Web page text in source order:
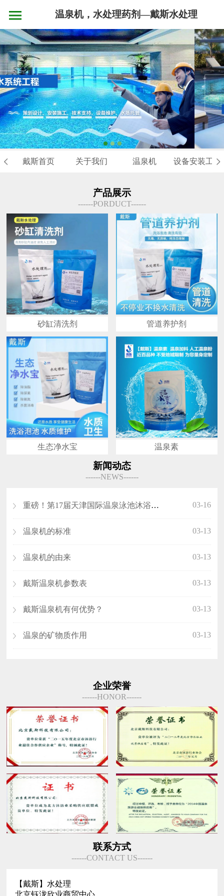
温泉机，水处理药剂—戴斯水处理
戴斯首页 关于我们 温泉机 设备安装工程
产品展示
------PORDUCT------
砂缸清洗剂 管道养护剂
生态净水宝 温泉素
新闻动态
------NEWS------
重磅！第17届天津国际温泉泳池沐浴SPA展览会（沐博会）即将开展！ 03-16
温泉机的标准 03-13
温泉机的由来 03-13
戴斯温泉机参数表 03-13
戴斯温泉机有何优势？ 03-13
温泉的矿物质作用 03-13
企业荣誉
------HONOR------
联系方式
------CONTACT US------
【戴斯】水处理